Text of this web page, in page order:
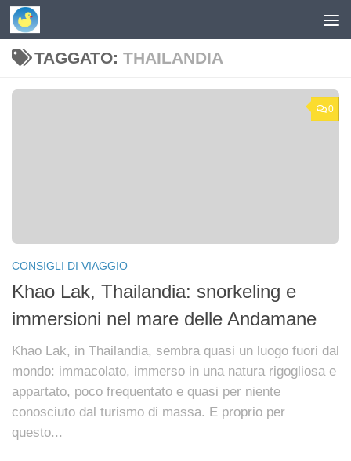
Skip to content
TAGGATO: THAILANDIA
0
CONSIGLI DI VIAGGIO
Khao Lak, Thailandia: snorkeling e
immersioni nel mare delle Andamane
Khao Lak, in Thailandia, sembra quasi un luogo fuori dal
mondo: immacolato, immerso in una natura rigogliosa e
appartato, poco frequentato e quasi per niente
conosciuto dal turismo di massa. E proprio per
questo...